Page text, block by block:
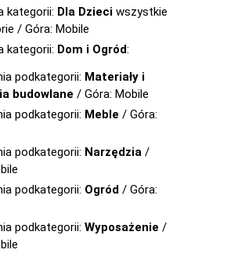
kategorii: Dla Dzieci wszystkie
/ Góra: Mobile
kategorii: Dom i Ogród:
podkategorii: Materiały i
budowlane / Góra: Mobile
podkategorii: Meble / Góra:
podkategorii: Narzędzia /
podkategorii: Ogród / Góra:
podkategorii: Wyposażenie /